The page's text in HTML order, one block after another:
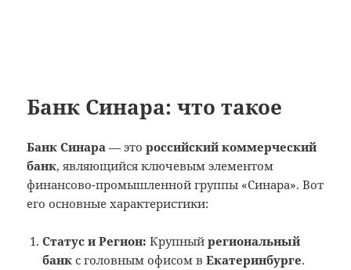
Банк Синара: что такое
Банк Синара — этороссийский коммерческий
банк, являющийся ключевым элементом
финансово-промышленной группы «Синара». Вот
его основные характеристики:
Статус и Регион: Крупныйрегиональный
банк с головным офисом вЕкатеринбурге.